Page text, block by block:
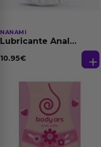
NANAMI
Lubricante Anal
Dilatación Base Agua
10.95€